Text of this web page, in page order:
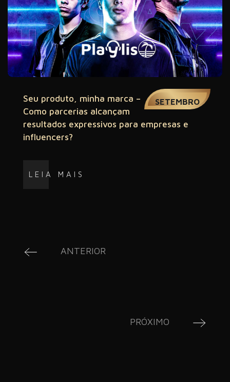
SETEMBRO
Seu produto, minha marca –
Como parcerias alcançam
resultados expressivos para empresas e
influencers?
LEIA MAIS
ANTERIOR
PRÓXIMO